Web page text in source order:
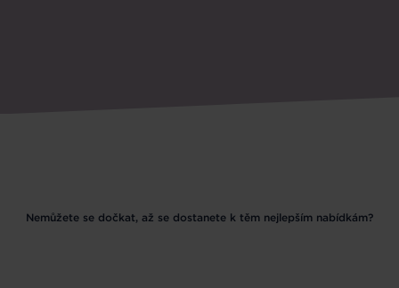
Nemůžete se dočkat, až se dostanete k těm nejlepším nabídkám?